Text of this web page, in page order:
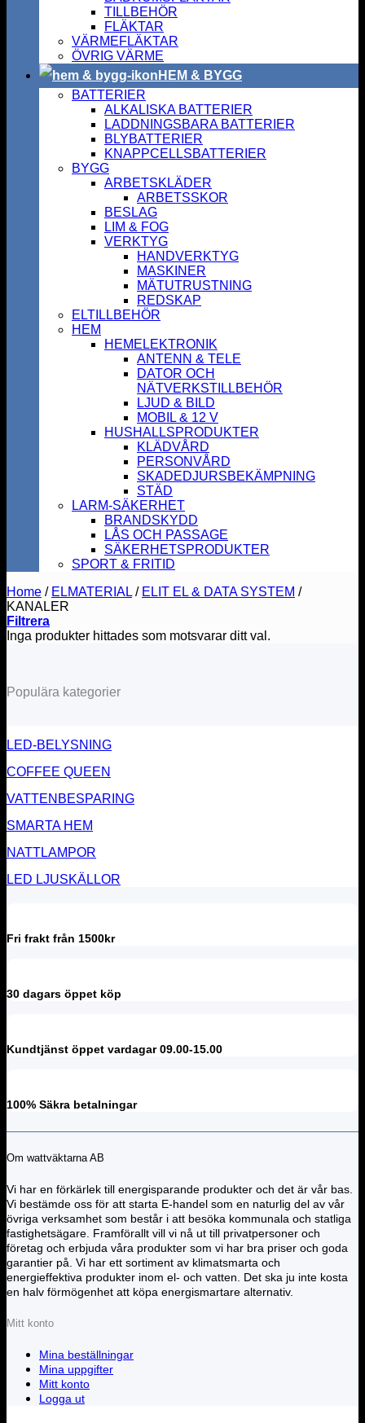
TILLBEHÖR
FLÄKTAR
VÄRMEFLÄKTAR
ÖVRIG VÄRME
HEM & BYGG
BATTERIER
ALKALISKA BATTERIER
LADDNINGSBARA BATTERIER
BLYBATTERIER
KNAPPCELLSBATTERIER
BYGG
ARBETSKLÄDER
ARBETSSKOR
BESLAG
LIM & FOG
VERKTYG
HANDVERKTYG
MASKINER
MÄTUTRUSTNING
REDSKAP
ELTILLBEHÖR
HEM
HEMELEKTRONIK
ANTENN & TELE
DATOR OCH
NÄTVERKSTILLBEHÖR
LJUD & BILD
MOBIL & 12 V
HUSHALLSPRODUKTER
KLÄDVÅRD
PERSONVÅRD
SKADEDJURSBEKÄMPNING
STÄD
LARM-SÄKERHET
BRANDSKYDD
LÅS OCH PASSAGE
SÄKERHETSPRODUKTER
SPORT & FRITID
Home / ELMATERIAL / ELIT EL & DATA SYSTEM /
KANALER
Filtrera
Inga produkter hittades som motsvarar ditt val.
Populära kategorier
LED-BELYSNING
COFFEE QUEEN
VATTENBESPARING
SMARTA HEM
NATTLAMPOR
LED LJUSKÄLLOR
Fri frakt från 1500kr
30 dagars öppet köp
Kundtjänst öppet vardagar 09.00-15.00
100% Säkra betalningar
Om wattväktarna AB
Vi har en förkärlek till energisparande produkter och det är vår bas.
Vi bestämde oss för att starta E-handel som en naturlig del av vår
övriga verksamhet som består i att besöka kommunala och statliga
fastighetsägare. Framförallt vill vi nå ut till privatpersoner och
företag och erbjuda våra produkter som vi har bra priser och goda
garantier på. Vi har ett sortiment av klimatsmarta och
energieffektiva produkter inom el- och vatten. Det ska ju inte kosta
en halv förmögenhet att köpa energismartare alternativ.
Mitt konto
Mina beställningar
Mina uppgifter
Mitt konto
Logga ut